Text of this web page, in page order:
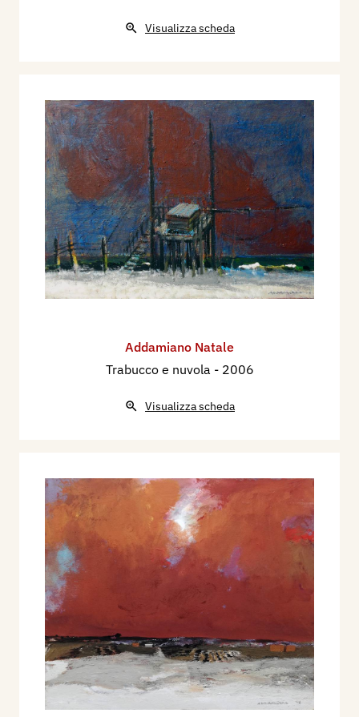
Visualizza scheda
Addamiano Natale
Trabucco e nuvola - 2006
Visualizza scheda